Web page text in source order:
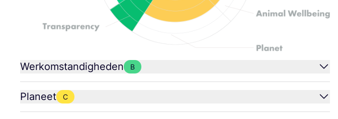
Werkomstandigheden B
Planeet C